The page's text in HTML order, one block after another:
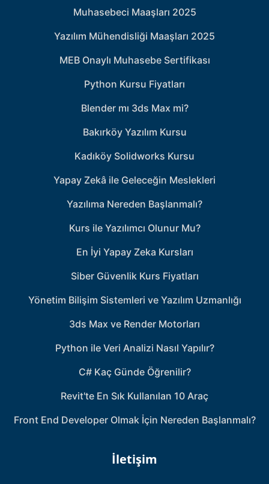
Muhasebeci Maaşları 2025
Yazılım Mühendisliği Maaşları 2025
MEB Onaylı Muhasebe Sertifikası
Python Kursu Fiyatları
Blender mı 3ds Max mi?
Bakırköy Yazılım Kursu
Kadıköy Solidworks Kursu
Yapay Zekâ ile Geleceğin Meslekleri
Yazılıma Nereden Başlanmalı?
Kurs ile Yazılımcı Olunur Mu?
En İyi Yapay Zeka Kursları
Siber Güvenlik Kurs Fiyatları
Yönetim Bilişim Sistemleri ve Yazılım Uzmanlığı
3ds Max ve Render Motorları
Python ile Veri Analizi Nasıl Yapılır?
C# Kaç Günde Öğrenilir?
Revit'te En Sık Kullanılan 10 Araç
Front End Developer Olmak İçin Nereden Başlanmalı?
İletişim